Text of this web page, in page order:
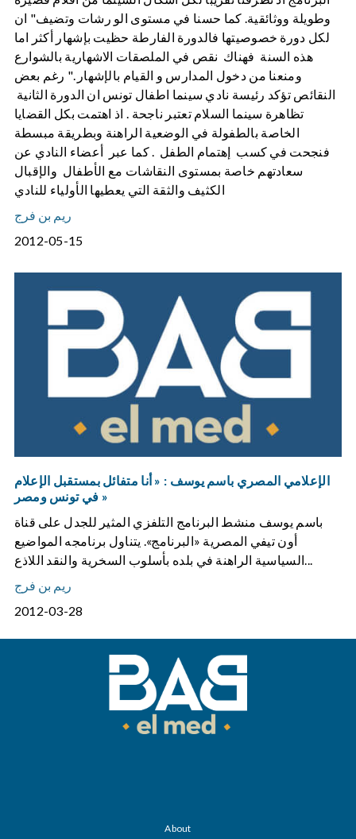
وطويلة ووثائقية. كما حسنا في مستوى الو رشات وتضيف" ان
لكل دورة خصوصيتها فالدورة الفارطة حظيت بإشهار أكثر اما
هذه السنة فهناك نقص في الملصقات الاشهارية بالشوارع
ومنعنا من دخول المدارس و القيام بالإشهار ." رغم بعض
النقائص تؤكد رئيسة نادي سينما اطفال تونس ان الدورة الثانية
تظاهرة سينما السلام تعتبر ناجحة . اذ اهتمت بكل القضايا
الخاصة بالطفولة في الوضعية الراهنة وبطريقة مبسطة
فنجحت في كسب إهتمام الطفل . كما عبر أعضاء النادي عن
سعادتهم خاصة بمستوى النقاشات مع الأطفال والإقبال
الكثيف والثقة التي يعطيها الأولياء للنادي
ريم بن فرج
2012-05-15
الإعلامي المصري باسم يوسف : « أنا متفائل بمستقبل الإعلام
في تونس ومصر »
باسم يوسف منشط البرنامج التلفزي المثير للجدل على قناة
أون تيفي المصرية «البرنامج». يتناول برنامجه المواضيع
السياسية الراهنة في بلده بأسلوب السخرية والنقد اللاذع...
ريم بن فرج
2012-03-28
About